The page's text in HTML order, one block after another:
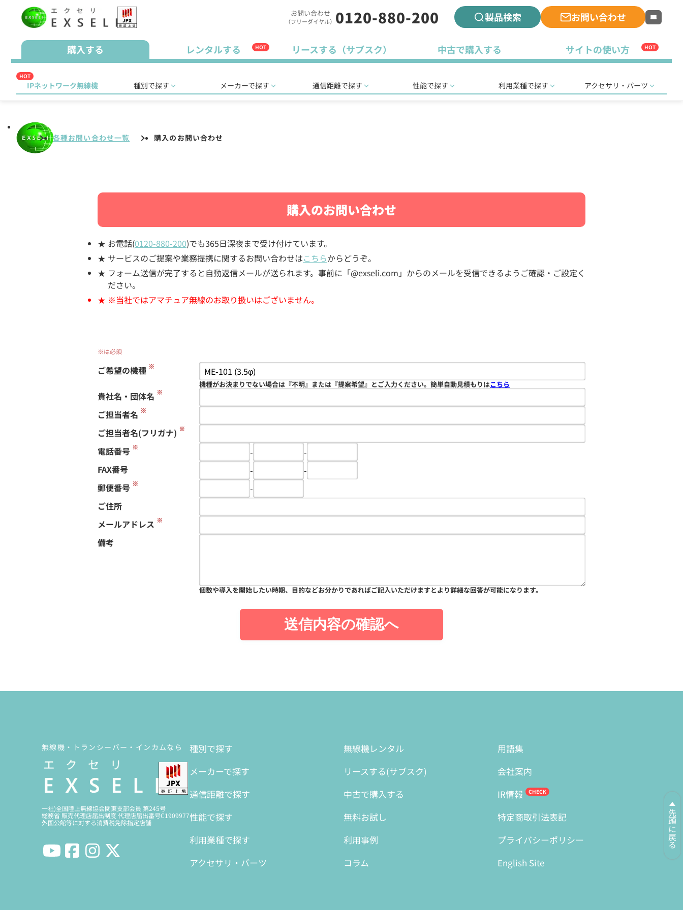
お問い合わせ
（フリーダイヤル） 0120-880-200 製品検索 お問い合わせ
購入する レンタルする HOT リースする（サブスク） 中古で購入する サイトの使い方 HOT
HOT
IPネットワーク無線機 種別で探す メーカーで探す 通信距離で探す 性能で探す 利用業種で探す アクセサリ・パーツ
各種お問い合わせ一覧 購入のお問い合わせ
購入のお問い合わせ
お電話(0120-880-200)でも365日深夜まで受け付けています。
サービスのご提案や業務提携に関するお問い合わせはこちらからどうぞ。
フォーム送信が完了すると自動返信メールが送られます。事前に「@exseli.com」からのメールを受信できるようご確認・ご設定く
ださい。
※当社ではアマチュア無線のお取り扱いはございません。
※は必須
ご希望の機種 ※
機種がお決まりでない場合は『不明』または『提案希望』とご入力ください。簡単自動見積もりはこちら
貴社名・団体名 ※
ご担当者名 ※
ご担当者名(フリガナ) ※
電話番号 ※ -
-
FAX番号
-
-
郵便番号 ※
-
ご住所
メールアドレス ※
備考
個数や導入を開始したい時期、目的などお分かりであればご記入いただけますとより詳細な回答が可能になります。
送信内容の確認へ
先頭に戻る
無線機・トランシーバー・インカムなら
一社)全国陸上無線協会関東支部会員 第245号
総務省 販売代理店届出制度 代理店届出番号C1909977
外国公館等に対する消費税免除指定店舗
種別で探す
メーカーで探す
通信距離で探す
性能で探す
利用業種で探す
アクセサリ・パーツ
無線機レンタル
リースする(サブスク)
中古で購入する
無料お試し
利用事例
コラム
用語集
会社案内
IR情報
特定商取引法表記
プライバシーポリシー
English Site